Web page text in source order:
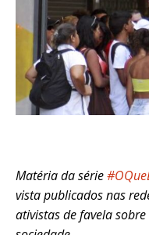
Matéria da série
vista publicados nas
ativistas de favela